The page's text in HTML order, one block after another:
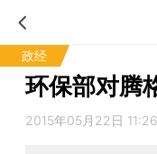
政经
环保部对腾
2015年05月22日 11:26